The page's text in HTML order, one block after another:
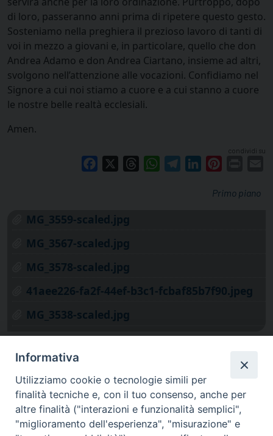
di loro, passeranno anni prima di ripetere questo gesto.
Sosteniamo nella preghiera il prezioso lavoro di tanti di
voi in mezzo a giovani e, in particolare, quello che don
Andrea Adamo e don Andrea Ciartano, insieme ad altri,
svolgono nell’attenzione alle vocazioni. Confidiamo nel
Signore a cui noi stiamo a cuore e a cui stanno a cuore
le nostre belle realtà ecclesiali.
Amen.
condividi su
Facebook ThreadsWhatsAppTelegramLinkedIn
Primo piano
MG_3559-scaled.jpg
MG_3567-scaled.jpg
MG_3578-scaled.jpg
41aee226-fa2f-44ef-b3c1-fcbaf85b7f90.jpeg
MG_3538-scaled.jpg
Informativa
Utilizziamo cookie o tecnologie simili per
finalità tecniche e, con il tuo consenso, anche per
altre finalità ("interazioni e funzionalità semplici",
"miglioramento dell'esperienza", "misurazione" e